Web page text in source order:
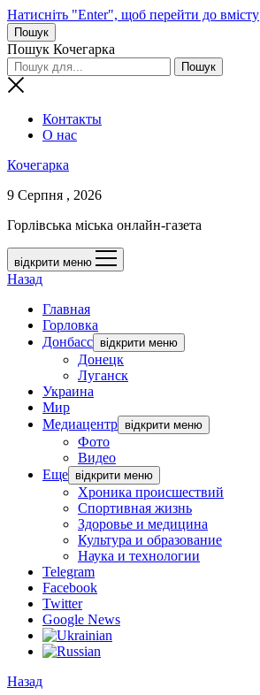
Натисніть "Enter", щоб перейти до вмісту
Пошук
Пошук Кочегарка
Контакты
О нас
Кочегарка
9 Серпня , 2026
Горлівська міська онлайн-газета
відкрити меню
Назад
Главная
Горловка
Донбасс відкрити меню
Донецк
Луганск
Украина
Мир
Медиацентр відкрити меню
Фото
Видео
Еще відкрити меню
Хроника происшествий
Спортивная жизнь
Здоровье и медицина
Культура и образование
Наука и технологии
Telegram
Facebook
Twitter
Google News
Назад